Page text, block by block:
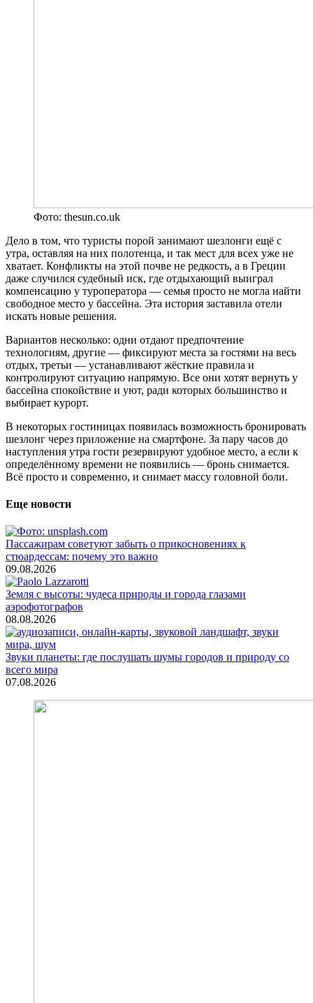
Фото: thesun.co.uk
Дело в том, что туристы порой занимают шезлонги ещё с
утра, оставляя на них полотенца, и так мест для всех уже не
хватает. Конфликты на этой почве не редкость, а в Греции
даже случился судебный иск, где отдыхающий выиграл
компенсацию у туроператора — семья просто не могла найти
свободное место у бассейна. Эта история заставила отели
искать новые решения.
Вариантов несколько: одни отдают предпочтение
технологиям, другие — фиксируют места за гостями на весь
отдых, третьи — устанавливают жёсткие правила и
контролируют ситуацию напрямую. Все они хотят вернуть у
бассейна спокойствие и уют, ради которых большинство и
выбирает курорт.
В некоторых гостиницах появилась возможность бронировать
шезлонг через приложение на смартфоне. За пару часов до
наступления утра гости резервируют удобное место, а если к
определённому времени не появились — бронь снимается.
Всё просто и современно, и снимает массу головной боли.
Еще новости
Пассажирам советуют забыть о прикосновениях к
стюардессам: почему это важно
09.08.2026
Земля с высоты: чудеса природы и города глазами
аэрофотографов
08.08.2026
Звуки планеты: где послушать шумы городов и природу со
всего мира
07.08.2026